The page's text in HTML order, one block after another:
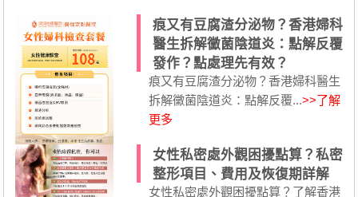
痕又有豆腐渣分泌物？香港婦科
醫生拆解黴菌陰道炎：點解反覆
發作？點處理先有效？
痕又有豆腐渣分泌物？香港婦科醫生
拆解黴菌陰道炎：點解反覆...>>了解
更多
女性私密處外觀困擾點算？私密
整形項目、費用及恢復期詳解
女性私密處外觀困擾點算？了解香港